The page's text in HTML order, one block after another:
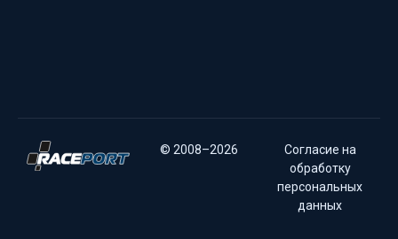
© 2008–2026
Согласие на
обработку
персональных
данных